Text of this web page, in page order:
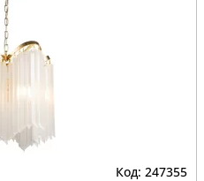
247355